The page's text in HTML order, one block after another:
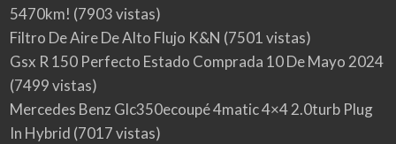
5470km! (7903 vistas)
Filtro De Aire De Alto Flujo K&N (7501 vistas)
Gsx R 150 Perfecto Estado Comprada 10 De Mayo 2024
(7499 vistas)
Mercedes Benz Glc350ecoupé 4matic 4×4 2.0turb Plug
In Hybrid (7017 vistas)